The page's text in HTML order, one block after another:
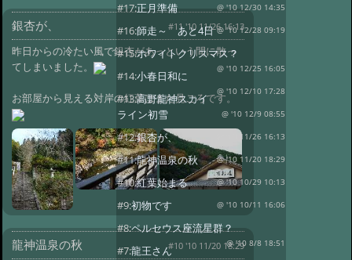
銀杏が、 #11 '10 11/26 16:13
昨日からの冷たい風で銀杏があっという間に散っ
てしまいました。
お部屋から見える対岸の紅葉はまだ見ごろです。
龍神温泉の秋 #10 '10 11/20 18:29
#17:正月準備 @ '10 12/30 14:35
#16:師走～ あと4日 @ '10 12/28 09:19
#15:ホワイトクリスマス？
@ '10 12/25 16:05
#14:小春日和に
@ '10 12/10 17:28
#13:高野龍神スカイ
ライン初雪
@ '10 12/9 08:55
#12:銀杏が、 @ '10 11/26 16:13
#11:龍神温泉の秋 @ '10 11/20 18:29
#10:紅葉始まる @ '10 10/29 10:13
#9:初物です @ '10 10/11 16:06
#8:ペルセウス座流星群？
@ '10 8/8 18:51
#7:龍王さん